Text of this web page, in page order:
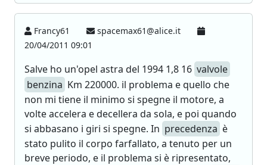
Francy61
spacemax61@alice.it
20/04/2011 09:01
Salve ho un'opel astra del 1994 1,8 16 valvole
benzina Km 220000. il problema e quello che
non mi tiene il minimo si spegne il motore, a
volte accelera e decellera da sola, e poi quando
si abbasano i giri si spegne. In precedenza è
stato pulito il corpo farfallato, a tenuto per un
breve periodo, e il problema si è ripresentato,